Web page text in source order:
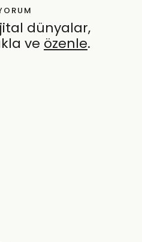
dünyalar,
ve özenle.